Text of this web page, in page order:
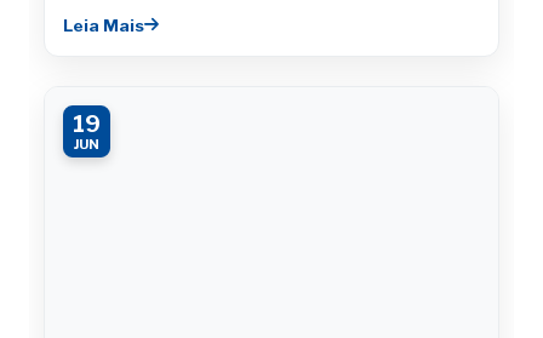
Leia Mais
19
JUN